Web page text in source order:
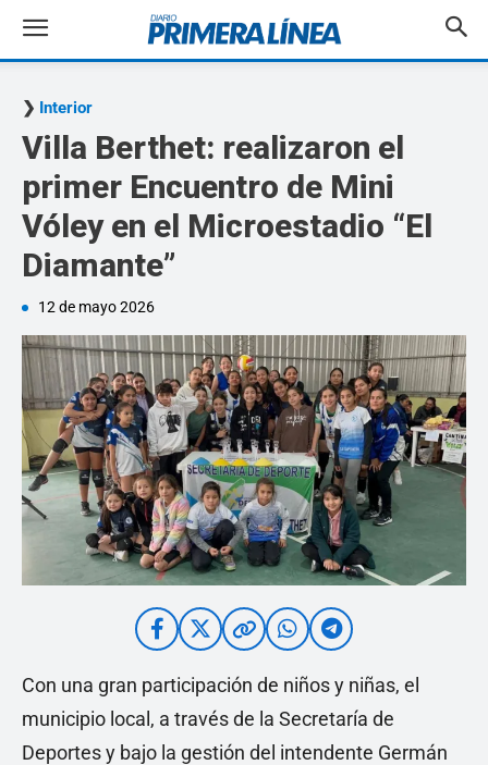
Interior
Villa Berthet: realizaron el
primer Encuentro de Mini
Vóley en el Microestadio “El
Diamante”
12 de mayo 2026
Con una gran participación de niños y niñas, el
municipio local, a través de la Secretaría de
Deportes y bajo la gestión del intendente Germán